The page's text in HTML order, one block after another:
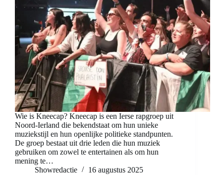
Wie is Kneecap? Kneecap is een Ierse rapgroep uit
Noord-Ierland die bekendstaat om hun unieke
muziekstijl en hun openlijke politieke standpunten.
De groep bestaat uit drie leden die hun muziek
gebruiken om zowel te entertainen als om hun
mening te…
Showredactie
16 augustus 2025